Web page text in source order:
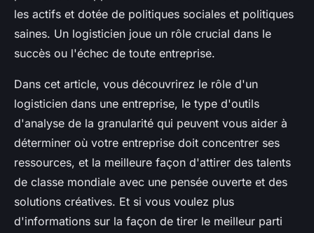
les actifs et dotée de politiques sociales et politiques
saines. Un logisticien joue un rôle crucial dans le
succès ou l'échec de toute entreprise.
Dans cet article, vous découvrirez le rôle d'un
logisticien dans une entreprise, le type d'outils
d'analyse de la granularité qui peuvent vous aider à
déterminer où votre entreprise doit concentrer ses
ressources, et la meilleure façon d'attirer des talents
de classe mondiale avec une pensée ouverte et des
solutions créatives. Et si vous voulez plus
d'informations sur la façon de tirer le meilleur parti